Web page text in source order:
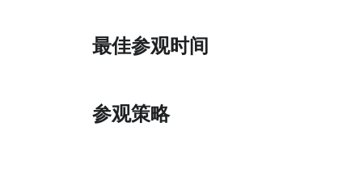
最佳参观时间
参观策略